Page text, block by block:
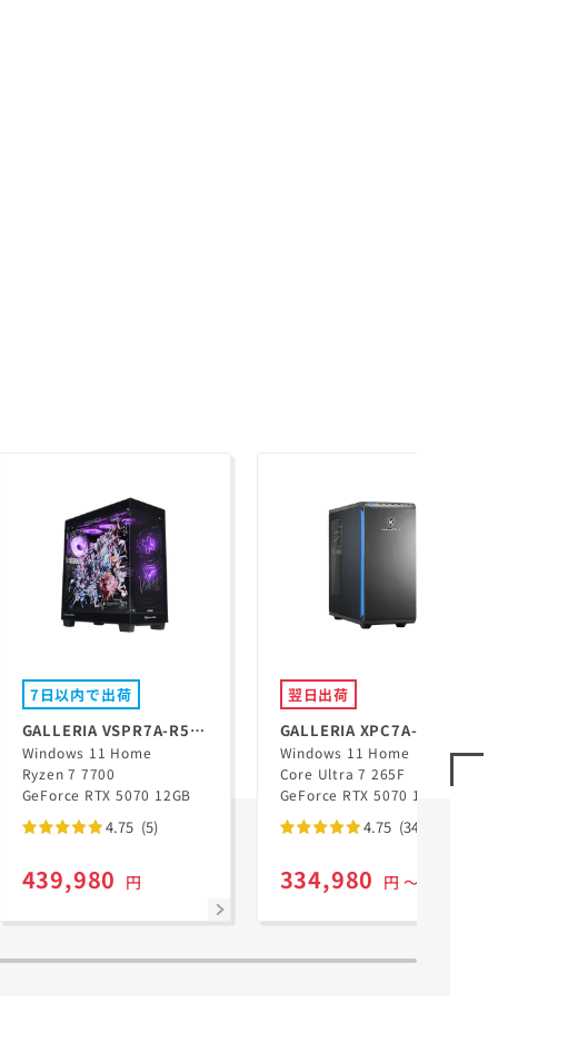
7日以内で出荷
GALLERIA VSPR7A-R57-
B Ryzen 7 7700搭載 ぶい
すぽっ！コラボモデル
Windows 11 Home
Ryzen 7 7700
GeForce RTX 5070 12GB
4.75 (5)
439,980 円
翌日出荷
GALLERIA XPC7A-R57-
GD
Windows 11 Home
Core Ultra 7 265F
GeForce RTX 5070 12GB
4.75 (34)
334,980 円 ～